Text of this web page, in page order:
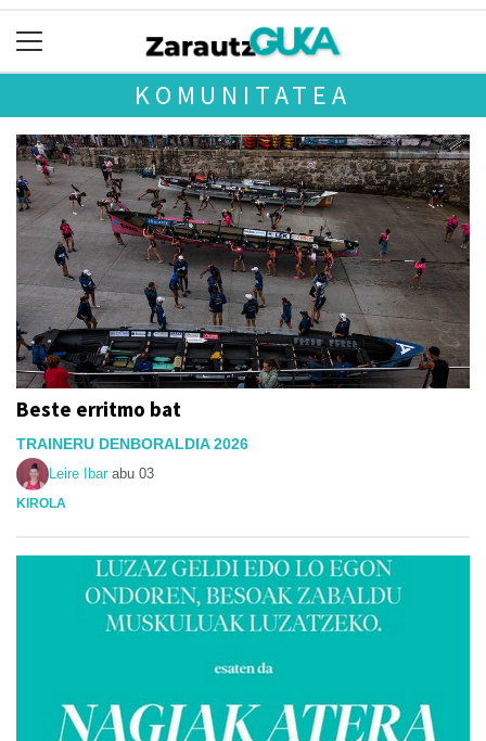
KOMUNITATEA
Beste erritmo bat
TRAINERU DENBORALDIA 2026
Leire Ibar abu 03
KIROLA